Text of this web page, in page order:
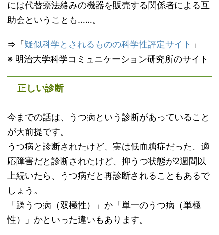
には代替療法絡みの機器を販売する関係者による互
助会ということも……。
⇒「 疑似科学とされるものの科学性評定サイト 」
※ 明治大学科学コミュニケーション研究所のサイト
正しい診断
今までの話は、うつ病という診断があっていること
が大前提です。
うつ病と診断されたけど、実は低血糖症だった。適
応障害だと診断されたけど、抑うつ状態が2週間以
上続いたら、うつ病だと再診断されることもあるで
しょう。
「躁うつ病（双極性）」か「単一のうつ病（単極
性）」かといった違いもあります。